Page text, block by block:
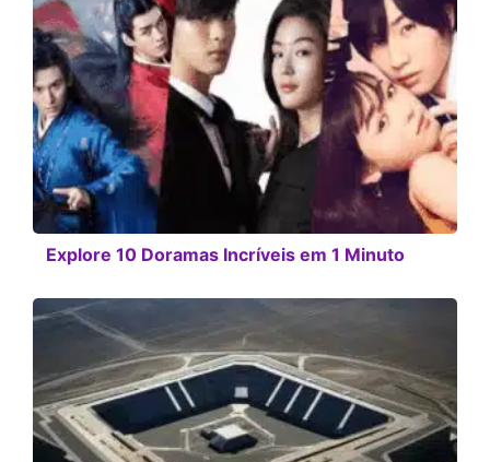
Explore 10 Doramas Incríveis em 1 Minuto